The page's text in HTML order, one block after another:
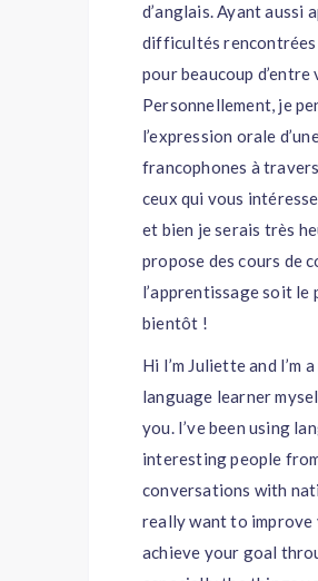
d’anglais. Ayant aussi
difficultés rencontrées
pour beaucoup
Personnellement, je
l’expression orale
francophones à
ceux qui vous
et bien je serais très
propose des cours de
l’apprentissage soit le
bientôt !
Hi I’m Juliette and I’m
language learner
you. I’ve been using
interesting people
conversations with
really want to improve
achieve your goal